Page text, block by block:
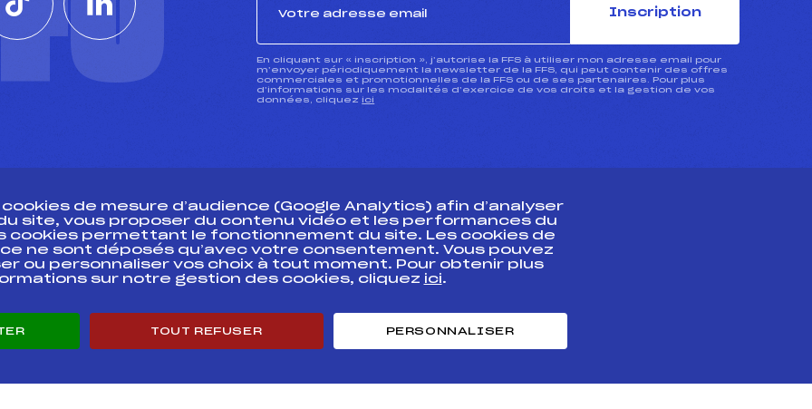
Inscription
En cliquant sur « inscription », j’autorise la FFS à utiliser mon adresse email pour
m’envoyer périodiquement la newsletter de la FFS, qui peut contenir des offres
commerciales et promotionnelles de la FFS ou de ses partenaires. Pour plus
d’informations sur les modalités d’exercice de vos droits et la gestion de vos
données, cliquez ici
Pass’Neige
Projet sportif fédéral
Pôle vie de l’athlète
Enseignement professionnel
de mesure d’audience (Google Analytics) afin d’analyser
site, vous proposer du contenu vidéo et les performances du
cookies permettant le fonctionnement du site. Les cookies de
ne sont déposés qu’avec votre consentement. Vous pouvez
ou personnaliser vos choix à tout moment. Pour obtenir plus
sur notre gestion des cookies, cliquez ici.
TOUT REFUSER PERSONNALISER